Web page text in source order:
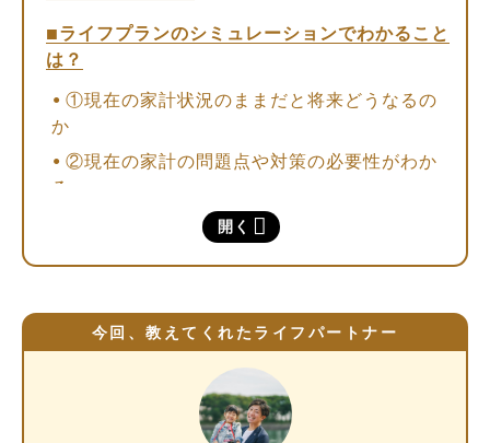
開く
ライフプランのシミュレーションでわかること
は？
①現在の家計状況のままだと将来どうなるの
か
②現在の家計の問題点や対策の必要性がわか
る
③項目ごとの大まかな支出額がイメージでき
策がわかる
⑤自分が人生に望むものや、家族の価値観が
シミュレーションの流れを見ていこう
今回、教えてくれたライフパートナー